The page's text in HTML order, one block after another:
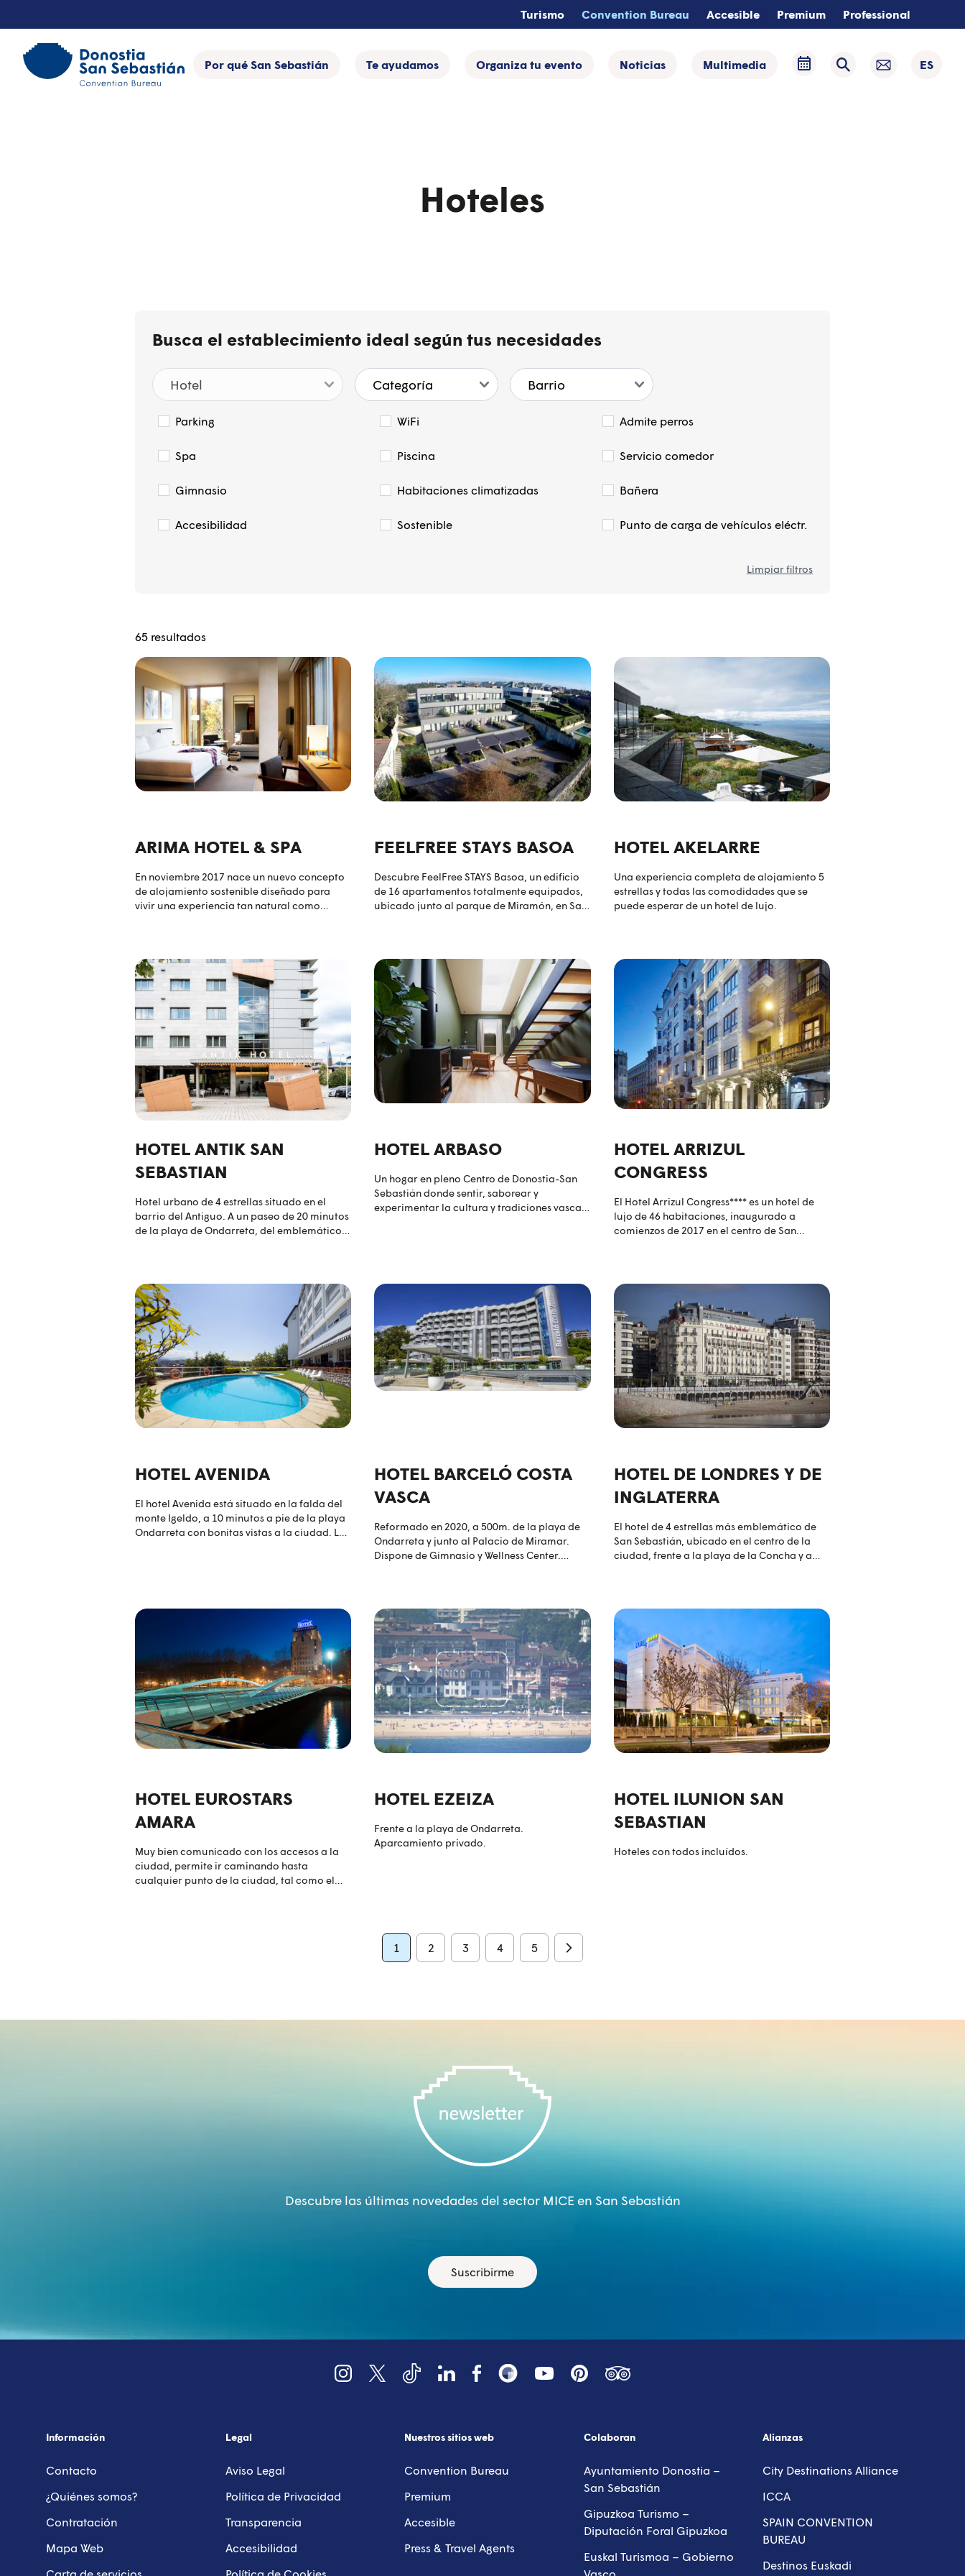
contenido
Turismo Convention Bureau Accesible Premium Professional
Por qué San Sebastián Te ayudamos Organiza tu evento Noticias Multimedia ES
Hoteles
Busca el establecimiento ideal según tus necesidades
Parking WiFi Admite perros
Spa Piscina Servicio comedor
Gimnasio Habitaciones climatizadas Bañera
Accesibilidad Sostenible Punto de carga de vehículos eléctr.
Limpiar filtros
65 resultados
ARIMA HOTEL & SPA
En noviembre 2017 nace un nuevo concepto
de alojamiento sostenible diseñado para
vivir una experiencia tan natural como
estancia agradable y sin estrés. Dispone de
Gimnasio Boutique y Spa con todo lo
necesario para el deporte, el bienestar y la
relajación.
FEELFREE STAYS BASOA
Descubre FeelFree STAYS Basoa, un edificio
de 16 apartamentos totalmente equipados,
ubicado junto al parque de Miramón, en San
HOTEL AKELARRE
Una experiencia completa de alojamiento 5
estrellas y todas las comodidades que se
puede esperar de un hotel de lujo.
HOTEL ANTIK SAN
SEBASTIAN
Hotel urbano de 4 estrellas situado en el
barrio del Antiguo. A un paseo de 20 minutos
de la playa de Ondarreta, del emblemático
HOTEL ARBASO
Un hogar en pleno Centro de Donostia-San
Sebastián donde sentir, saborear y
experimentar la cultura y tradiciones vascas
HOTEL ARRIZUL
CONGRESS
El Hotel Arrizul Congress**** es un hotel de
lujo de 46 habitaciones, inaugurado a
comienzos de 2017 en el centro de San
HOTEL AVENIDA
El hotel Avenida está situado en la falda del
monte Igeldo, a 10 minutos a pie de la playa
Ondarreta con bonitas vistas a la ciudad. Las
HOTEL BARCELÓ COSTA
VASCA
Reformado en 2020, a 500m. de la playa de
Ondarreta y junto al Palacio de Miramar.
Dispone de Gimnasio y Wellness Center.
HOTEL DE LONDRES Y DE
INGLATERRA
El hotel de 4 estrellas más emblemático de
San Sebastián, ubicado en el centro de la
ciudad, frente a la playa de la Concha y a
HOTEL EUROSTARS
AMARA
Muy bien comunicado con los accesos a la
ciudad, permite ir caminando hasta
cualquier punto de la ciudad, tal como el
HOTEL EZEIZA
Frente a la playa de Ondarreta.
Aparcamiento privado.
HOTEL ILUNION SAN
SEBASTIAN
Hoteles con todos incluídos.
1 2 3 4 5
Descubre las últimas novedades del sector MICE en San Sebastián
Suscribirme
Información
Contacto
¿Quiénes somos?
Contratación
Mapa Web
Legal
Aviso Legal
Política de Privacidad
Transparencia
Accesibilidad
Nuestros sitios web
Convention Bureau
Premium
Accesible
Press & Travel Agents
Colaboran
Ayuntamiento Donostia –
San Sebastián
Gipuzkoa Turismo –
Diputación Foral Gipuzkoa
Euskal Turismoa – Gobierno
Alianzas
City Destinations Alliance
ICCA
SPAIN CONVENTION
BUREAU
Destinos Euskadi